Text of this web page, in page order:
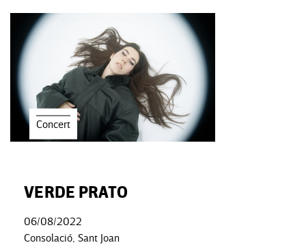
Concert
VERDE PRATO
06/08/2022
Consolació, Sant Joan